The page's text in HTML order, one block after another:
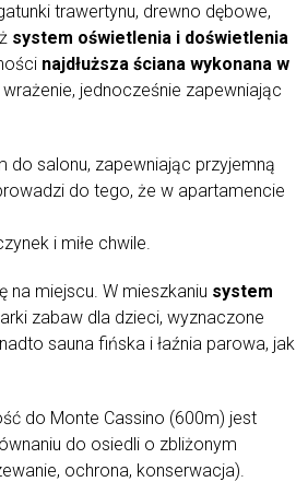
trawertynu, drewno dębowe,
system oświetlenia i doświetlenia
najdłuższa ściana wykonana w
jednocześnie zapewniając
do salonu, zapewniając przyjemną
do tego, że w apartamencie
i miłe chwile.
miejscu. W mieszkaniu system
zabaw dla dzieci, wyznaczone
sauna fińska i łaźnia parowa, jak
do Monte Cassino (600m) jest
do osiedli o zbliżonym
ochrona, konserwacja).